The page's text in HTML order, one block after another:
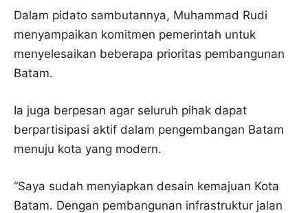
Dalam pidato sambutannya, Muhammad Rudi
menyampaikan komitmen pemerintah untuk
menyelesaikan beberapa prioritas pembangunan
Batam.
Ia juga berpesan agar seluruh pihak dapat
berpartisipasi aktif dalam pengembangan Batam
menuju kota yang modern.
“Saya sudah menyiapkan desain kemajuan Kota
Batam. Dengan pembangunan infrastruktur jalan